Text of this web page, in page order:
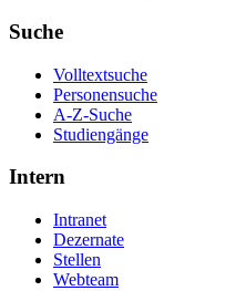
Suche
Volltextsuche
Personensuche
A-Z-Suche
Studiengänge
Intern
Intranet
Dezernate
Stellen
Webteam